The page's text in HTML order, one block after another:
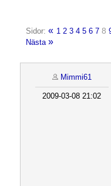
Sidor:« 1 2 3 4 5 6 7 8
Nästa »
Mimmi61
2009-03-08 21:02